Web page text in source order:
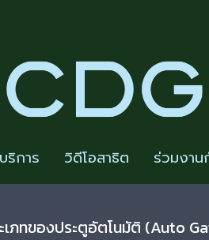
บริการ วิดีโอสาธิต ร่วมงาน
เภทของประตูอัตโนมัติ (Auto